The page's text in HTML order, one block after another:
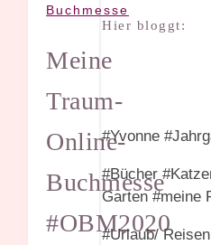
Buchmesse
Meine
Traum-
Online-
Buchmesse
#OBM2020
Hier bloggt:
#Yvonne
#Bücher
Garten #meine
#Urlaub/